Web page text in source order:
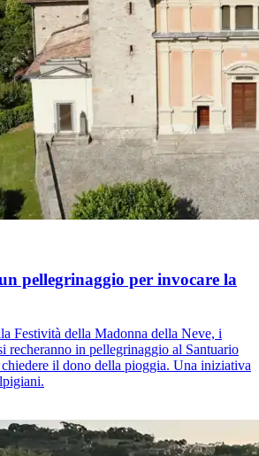
pellegrinaggio per invocare la
Festività della Madonna della Neve, i
recheranno in pellegrinaggio al Santuario
il dono della pioggia. Una iniziativa